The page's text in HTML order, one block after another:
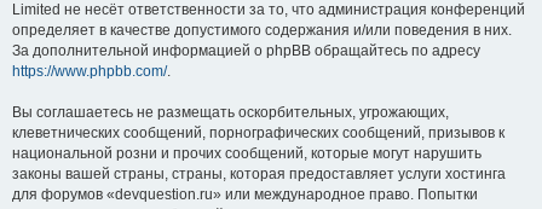
Limited не несёт ответственности за то, что администрация конференций
определяет в качестве допустимого содержания и/или поведения в них.
За дополнительной информацией о phpBB обращайтесь по адресу
https://www.phpbb.com/.
Вы соглашаетесь не размещать оскорбительных, угрожающих,
клеветнических сообщений, порнографических сообщений, призывов к
национальной розни и прочих сообщений, которые могут нарушить
законы вашей страны, страны, которая предоставляет услуги хостинга
для форумов «devquestion.ru» или международное право. Попытки